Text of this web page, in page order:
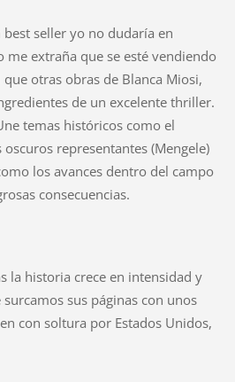
seller yo no dudaría en
me extraña que se esté vendiendo
otras obras de Blanca Miosi,
de un excelente thriller.
temas históricos como el
representantes (Mengele)
los avances dentro del campo
consecuencias.
la historia crece en intensidad y
sus páginas con unos
con soltura por Estados Unidos,